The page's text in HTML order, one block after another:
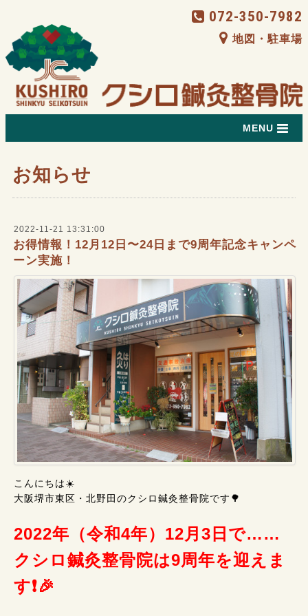
072-350-7982
地図・駐車場
MENU
お知らせ
2022-11-21 13:31:00
お得情報！12月12日〜24日まで9周年記念キャンペ
ーン実施！
こんにちは☀️
大阪堺市東区・北野田のクシロ鍼灸整骨院です🌳
2022年（令和4年）12月3日で……
クシロ鍼灸整骨院は9周年を迎えま
す❗🎉